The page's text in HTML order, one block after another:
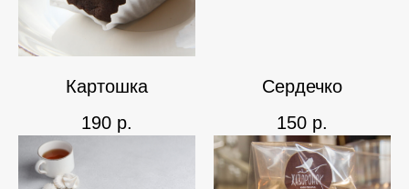
Картошка
190 р.
Сердечко
150 р.